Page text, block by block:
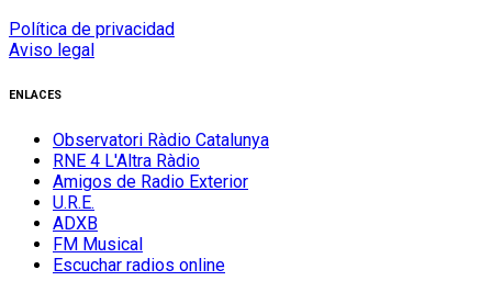
Política de privacidad
Aviso legal
ENLACES
Observatori Ràdio Catalunya
RNE 4 L'Altra Ràdio
Amigos de Radio Exterior
U.R.E.
ADXB
FM Musical
Escuchar radios online